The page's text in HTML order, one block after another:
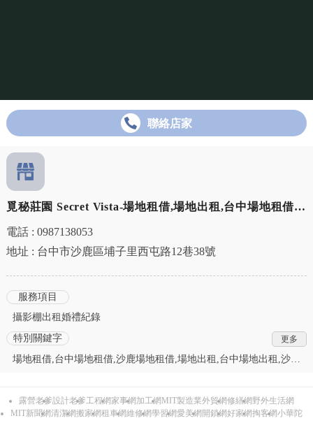
聯絡店家
覓秘莊園 Secret Vista-場地租借,場地出租,台中場地租借,
沙鹿場地出租
電話 : 0987138053
地址 : 台中市沙鹿區埔子里西屯路12巷38號
服務項目
攝影棚出租婚禮紀錄
特別關鍵字
場地租借,台中場地租借,沙鹿場地租借,場地出租,台中場地出租,沙鹿
沙鹿戶外婚禮場地,戶外婚禮場地出租,台中戶外婚禮場地出租,沙鹿
戶外婚禮場地出租,戶外證婚場地,台中戶外證婚場地,沙鹿戶外證婚
露營老爹設計老爹工程網家事網 加工網 MIT製造業外貿網修繕網 野外生活網
MIT新聞網清潔網搬家網租車網維修網學習網愛美網 開鎖網好家網掏客網小華陀